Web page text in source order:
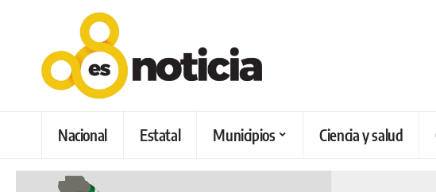
Nacional Estatal Municipios Ciencia y salud